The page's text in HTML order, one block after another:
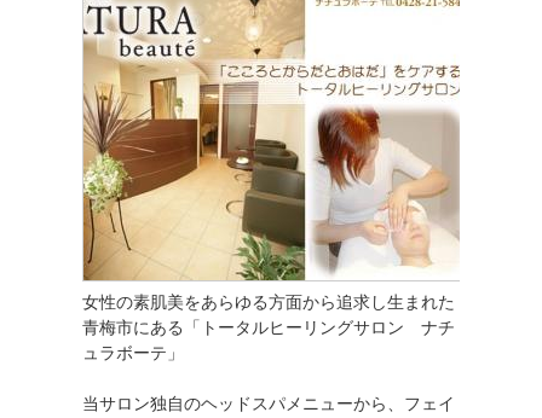
女性の素肌美をあらゆる方面から追求し生まれた
青梅市にある「トータルヒーリングサロン ナチ
ュラボーテ」
当サロン独自のヘッドスパメニューから、フェイ